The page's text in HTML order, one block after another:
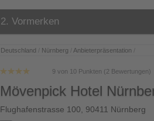
2. Vormerken
Deutschland / Nürnberg / Anbieterpräsentation /
9 von 10 Punkten (2 Bewertungen)
Mövenpick Hotel
Flughafenstrasse 100 90411 Nürnberg